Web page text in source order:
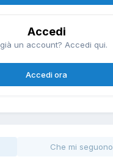
Accedi
un account? Accedi qui.
Accedi ora
Che mi seguono